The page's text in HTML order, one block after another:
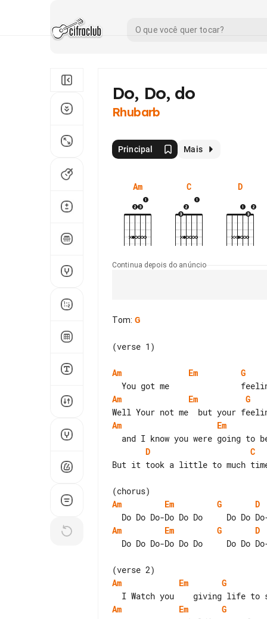
Do, Do, do
Rhubarb
Principal Mais
Am C D
Continua depois do anúncio
Tom: G
(verse 1)
Am Em G
Am Em G
Am Em
D
C
But it took a little to much
Am
Em G D
Am Em G
D
Am
Em G
Am Em G